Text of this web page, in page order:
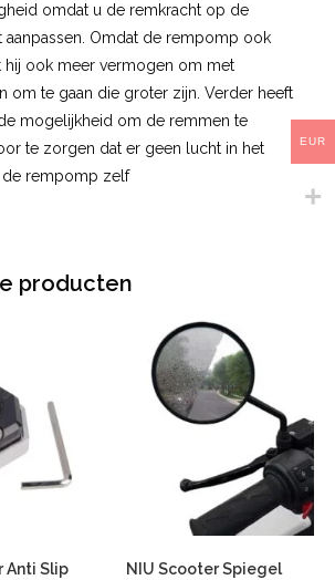
omdat u de remkracht op de
Omdat de rempomp ook
hij ook meer vermogen om met
om te gaan die groter zijn. Verder heeft
mogelijkheid om de remmen te
te zorgen dat er geen lucht in het
de rempomp zelf
producten
Anti Slip
NIU Scooter Spiegel
EUR